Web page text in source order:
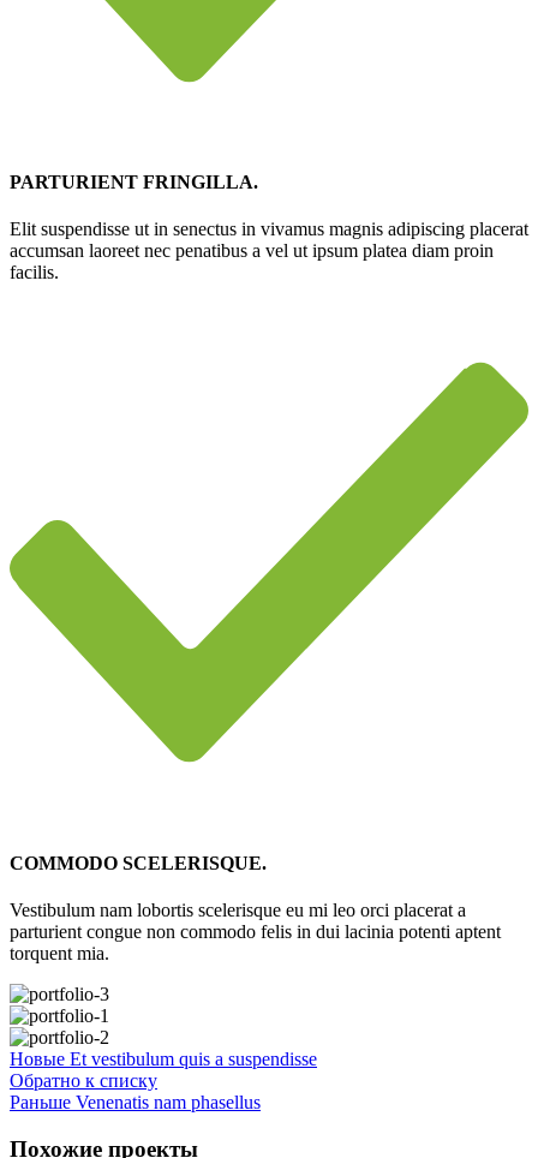
PARTURIENT FRINGILLA.
Elit suspendisse ut in senectus in vivamus magnis adipiscing placerat
accumsan laoreet nec penatibus a vel ut ipsum platea diam proin
facilis.
COMMODO SCELERISQUE.
Vestibulum nam lobortis scelerisque eu mi leo orci placerat a
parturient congue non commodo felis in dui lacinia potenti aptent
torquent mia.
Новые Et vestibulum quis a suspendisse
Обратно к списку
Раньше Venenatis nam phasellus
Похожие проекты